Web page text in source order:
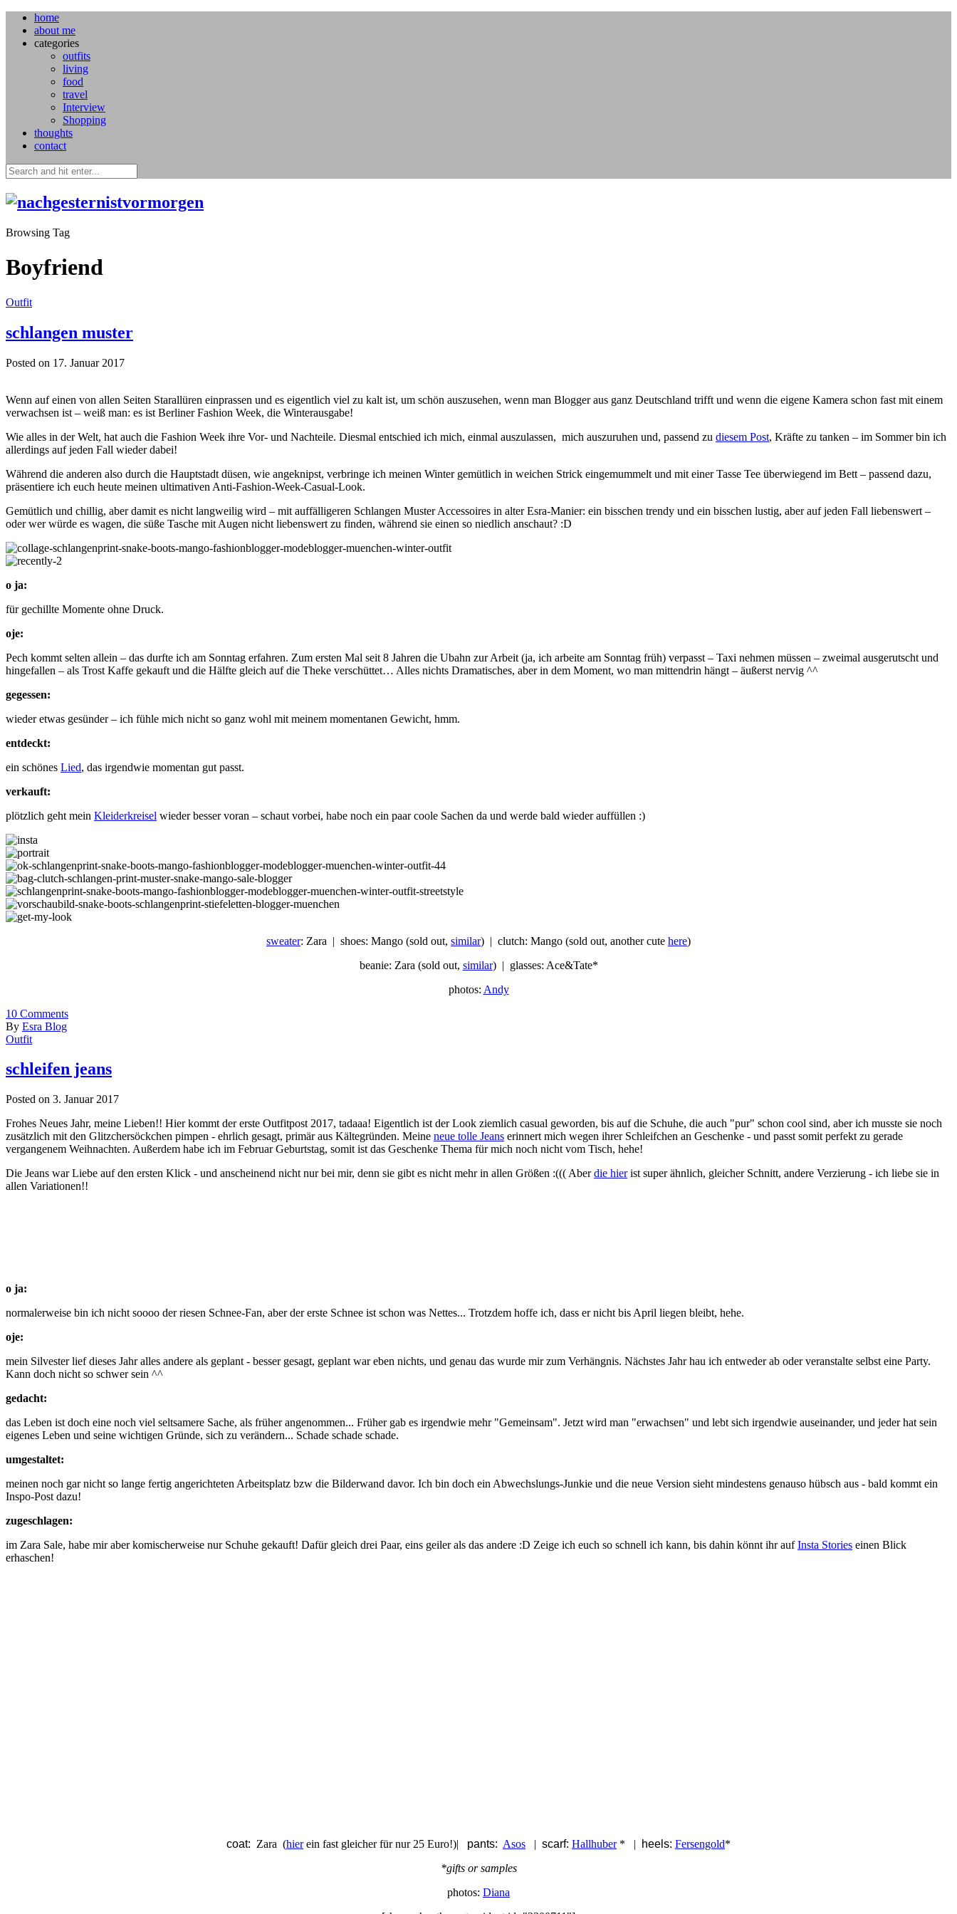
home
about me
categories
outfits
living
food
travel
Interview
Shopping
thoughts
contact
Browsing Tag
Boyfriend
Outfit
schlangen muster
Posted on 17. Januar 2017
Wenn auf einen von allen Seiten Starallüren einprassen und es eigentlich viel zu kalt ist, um schön auszusehen, wenn man Blogger aus ganz Deutschland trifft und wenn die eigene Kamera schon fast mit einem
verwachsen ist – weiß man: es ist Berliner Fashion Week, die Winterausgabe!
Wie alles in der Welt, hat auch die Fashion Week ihre Vor- und Nachteile. Diesmal entschied ich mich, einmal auszulassen, mich auszuruhen und, passend zu diesem Post, Kräfte zu tanken – im Sommer bin ich
allerdings auf jeden Fall wieder dabei!
Während die anderen also durch die Hauptstadt düsen, wie angeknipst, verbringe ich meinen Winter gemütlich in weichen Strick eingemummelt und mit einer Tasse Tee überwiegend im Bett – passend dazu,
präsentiere ich euch heute meinen ultimativen Anti-Fashion-Week-Casual-Look.
Gemütlich und chillig, aber damit es nicht langweilig wird – mit auffälligeren Schlangen Muster Accessoires in alter Esra-Manier: ein bisschen trendy und ein bisschen lustig, aber auf jeden Fall liebenswert –
oder wer würde es wagen, die süße Tasche mit Augen nicht liebenswert zu finden, während sie einen so niedlich anschaut? :D
o ja:
für gechillte Momente ohne Druck.
oje:
Pech kommt selten allein – das durfte ich am Sonntag erfahren. Zum ersten Mal seit 8 Jahren die Ubahn zur Arbeit (ja, ich arbeite am Sonntag früh) verpasst – Taxi nehmen müssen – zweimal ausgerutscht und
hingefallen – als Trost Kaffe gekauft und die Hälfte gleich auf die Theke verschüttet… Alles nichts Dramatisches, aber in dem Moment, wo man mittendrin hängt – äußerst nervig ^^
gegessen:
wieder etwas gesünder – ich fühle mich nicht so ganz wohl mit meinem momentanen Gewicht, hmm.
entdeckt:
ein schönes Lied, das irgendwie momentan gut passt.
verkauft:
plötzlich geht mein Kleiderkreisel wieder besser voran – schaut vorbei, habe noch ein paar coole Sachen da und werde bald wieder auffüllen :)
sweater: Zara | shoes: Mango (sold out, similar) | clutch: Mango (sold out, another cute here)
beanie: Zara (sold out, similar) | glasses: Ace&Tate*
photos: Andy
10 Comments
By Esra Blog
Outfit
schleifen jeans
Posted on 3. Januar 2017
Frohes Neues Jahr, meine Lieben!! Hier kommt der erste Outfitpost 2017, tadaaa! Eigentlich ist der Look ziemlich casual geworden, bis auf die Schuhe, die auch "pur" schon cool sind, aber ich musste sie noch
zusätzlich mit den Glitzchersöckchen pimpen - ehrlich gesagt, primär aus Kältegründen. Meine neue tolle Jeans erinnert mich wegen ihrer Schleifchen an Geschenke - und passt somit perfekt zu gerade
vergangenem Weihnachten. Außerdem habe ich im Februar Geburtstag, somit ist das Geschenke Thema für mich noch nicht vom Tisch, hehe!
Die Jeans war Liebe auf den ersten Klick - und anscheinend nicht nur bei mir, denn sie gibt es nicht mehr in allen Größen :((( Aberdie hierist super ähnlich, gleicher Schnitt, andere Verzierung - ich liebe sie in
allen Variationen!!
o ja:
normalerweise bin ich nicht soooo der riesen Schnee-Fan, aber der erste Schnee ist schon was Nettes... Trotzdem hoffe ich, dass er nicht bis April liegen bleibt, hehe.
oje:
mein Silvester lief dieses Jahr alles andere als geplant - besser gesagt, geplant war eben nichts, und genau das wurde mir zum Verhängnis. Nächstes Jahr hau ich entweder ab oder veranstalte selbst eine Party.
Kann doch nicht so schwer sein ^^
gedacht:
das Leben ist doch eine noch viel seltsamere Sache, als früher angenommen... Früher gab es irgendwie mehr "Gemeinsam". Jetzt wird man "erwachsen" und lebt sich irgendwie auseinander, und jeder hat sein
eigenes Leben und seine wichtigen Gründe, sich zu verändern... Schade schade schade.
umgestaltet:
meinen noch gar nicht so lange fertig angerichteten Arbeitsplatz bzw die Bilderwand davor. Ich bin doch ein Abwechslungs-Junkie und die neue Version sieht mindestens genauso hübsch aus - bald kommt ein
Inspo-Post dazu!
zugeschlagen:
im Zara Sale, habe mir aber komischerweise nur Schuhe gekauft! Dafür gleich drei Paar, eins geiler als das andere :D Zeige ich euch so schnell ich kann, bis dahin könnt ihr aufInsta Stories einen Blick
erhaschen!
coat: Zara (hierein fast gleicher für nur 25 Euro!)| pants: Asos | scarf: Hallhuber* | heels: Fersengold*
*gifts or samples
photos: Diana